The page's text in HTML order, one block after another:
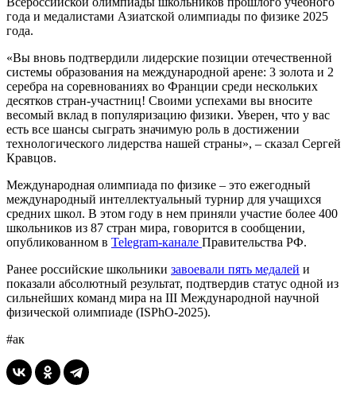
года и медалистами Азиатской олимпиады по физике 2025
года.
«Вы вновь подтвердили лидерские позиции отечественной
системы образования на международной арене: 3 золота и 2
серебра на соревнованиях во Франции среди нескольких
десятков стран-участниц! Своими успехами вы вносите
весомый вклад в популяризацию физики. Уверен, что у вас
есть все шансы сыграть значимую роль в достижении
технологического лидерства нашей страны», – сказал Сергей
Кравцов.
Международная олимпиада по физике – это ежегодный
международный интеллектуальный турнир для учащихся
средних школ. В этом году в нем приняли участие более 400
школьников из 87 стран мира, говорится в сообщении,
опубликованном в Telegram-канале Правительства РФ.
Ранее российские школьники завоевали пять медалей и
показали абсолютный результат, подтвердив статус одной из
сильнейших команд мира на III Международной научной
физической олимпиаде (ISPhO-2025).
#ак